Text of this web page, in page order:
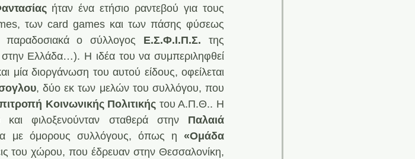
ήταν ένα ετήσιο ραντεβού για τους
των card games και των πάσης φύσεως
παραδοσιακά ο σύλλογος Ε.Σ.Φ.Ι.Π.Σ. της
Ελλάδα…). Η ιδέα του να συμπεριληφθεί
μία διοργάνωση του αυτού είδους, οφείλεται
, δύο εκ των μελών του συλλόγου, που
Κοινωνικής Πολιτικής του Α.Π.Θ.. Η
φιλοξενούνταν σταθερά στην Παλαιά
με όμορους συλλόγους, όπως η «Ομάδα
του χώρου, που έδρευαν στην Θεσσαλονίκη,